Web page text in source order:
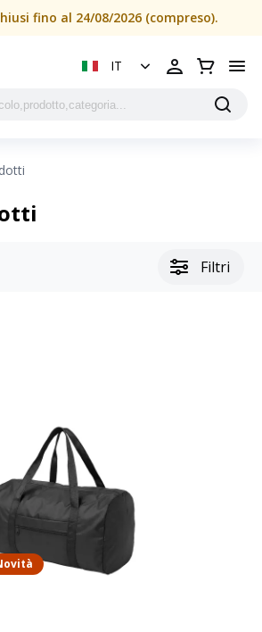
fino al 24/08/2026 (compreso).
IT
Filtri